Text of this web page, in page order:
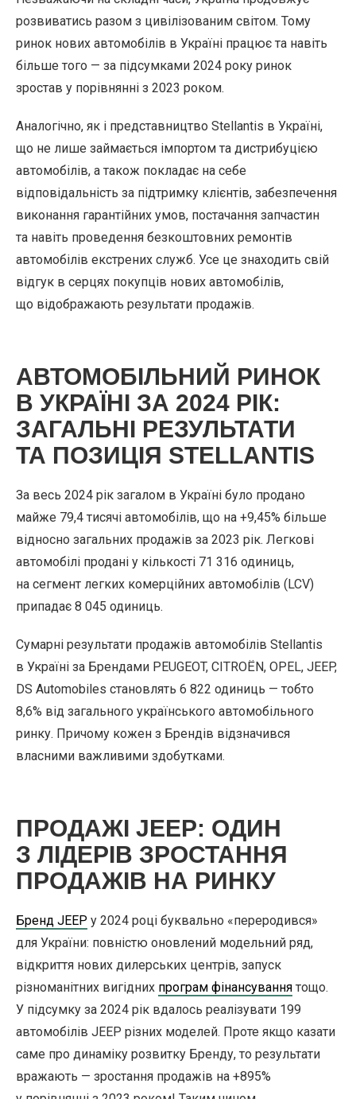
розвиватись разом з цивілізованим світом. Тому
ринок нових автомобілів в Україні працює та навіть
більше того — за підсумками 2024 року ринок
зростав у порівнянні з 2023 роком.
Аналогічно, як і представництво Stellantis в Україні,
що не лише займається імпортом та дистрибуцією
автомобілів, а також покладає на себе
відповідальність за підтримку клієнтів, забезпечення
виконання гарантійних умов, постачання запчастин
та навіть проведення безкоштовних ремонтів
автомобілів екстрених служб. Усе це знаходить свій
відгук в серцях покупців нових автомобілів,
що відображають результати продажів.
АВТОМОБІЛЬНИЙ РИНОК
В УКРАЇНІ ЗА 2024 РІК:
ЗАГАЛЬНІ РЕЗУЛЬТАТИ
ТА ПОЗИЦІЯ STELLANTIS
За весь 2024 рік загалом в Україні було продано
майже 79,4 тисячі автомобілів, що на +9,45% більше
відносно загальних продажів за 2023 рік. Легкові
автомобілі продані у кількості 71 316 одиниць,
на сегмент легких комерційних автомобілів (LCV)
припадає 8 045 одиниць.
Сумарні результати продажів автомобілів Stellantis
в Україні за Брендами PEUGEOT, CITROЁN, OPEL, JEEP,
DS Automobiles становлять 6 822 одиниць — тобто
8,6% від загального українського автомобільного
ринку. Причому кожен з Брендів відзначився
власними важливими здобутками.
ПРОДАЖІ JEEP: ОДИН
З ЛІДЕРІВ ЗРОСТАННЯ
ПРОДАЖІВ НА РИНКУ
Бренд JEEP у 2024 році буквально «переродився»
для України: повністю оновлений модельний ряд,
відкриття нових дилерських центрів, запуск
різноманітних вигідних програм фінансування тощо.
У підсумку за 2024 рік вдалось реалізувати 199
автомобілів JEEP різних моделей. Проте якщо казати
саме про динаміку розвитку Бренду, то результати
вражають — зростання продажів на +895%